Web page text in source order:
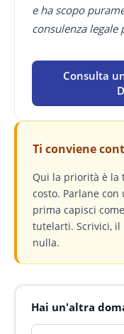
e ha scopo
consulenza legale
Consulta
Ti conviene
Qui la priorità è la
costo. Parlane
prima capisci
tutelarti. Scrivici,
nulla.
Hai un'altra